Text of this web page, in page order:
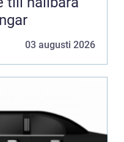
03 augusti 2026